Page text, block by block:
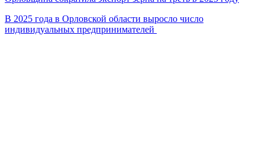
В 2025 года в Орловской области выросло число
индивидуальных предпринимателей